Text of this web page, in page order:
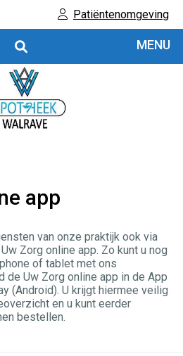
Patiëntenomgeving
MENU
app
van onze praktijk ook via
Zorg online app. Zo kunt u nog
of tablet met ons
de Uw Zorg online app in de App
(Android). U krijgt hiermee veilig
en u kunt eerder
bestellen.